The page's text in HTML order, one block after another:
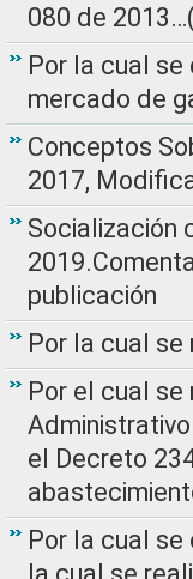
080 de
Por la cual
mercado de
Conceptos
2017,
Socialización
publicación
Por la cual se
Por el cual
el Decreto
Por la cual se